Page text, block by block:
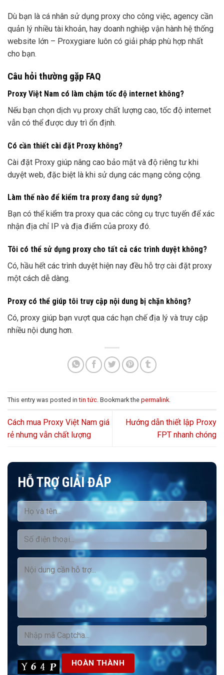
Dù bạn là cá nhân sử dụng proxy cho công việc, agency cần
quản lý nhiều tài khoản, hay doanh nghiệp vận hành hệ thống
website lớn – Proxygiare luôn có giải pháp phù hợp nhất
cho bạn.
Câu hỏi thường gặp FAQ
Proxy Việt Nam có làm chậm tốc độ internet không?
Nếu bạn chọn dịch vụ proxy chất lượng cao, tốc độ internet
vẫn có thể được duy trì ổn định.
Có cần thiết cài đặt Proxy không?
Cài đặt Proxy giúp nâng cao bảo mật và độ riêng tư khi
duyệt web, đặc biệt là khi sử dụng các mạng công cộng.
Làm thế nào để kiểm tra proxy đang sử dụng?
Bạn có thể kiểm tra proxy qua các công cụ trực tuyến để xác
nhận địa chỉ IP và địa điểm của proxy đó.
Tôi có thể sử dụng proxy cho tất cả các trình duyệt không?
Có, hầu hết các trình duyệt hiện nay đều hỗ trợ cài đặt proxy
một cách dễ dàng.
Proxy có thể giúp tôi truy cập nội dung bị chặn không?
Có, proxy giúp bạn vượt qua các hạn chế địa lý và truy cập
nhiều nội dung hơn.
This entry was posted intin tức. Bookmark the permalink.
Cách mua Proxy Việt Nam giá
rẻ nhưng vẫn chất lượng
Hướng dẫn thiết lập Proxy
FPT nhanh chóng
HỖ TRỢ GIẢI ĐÁP